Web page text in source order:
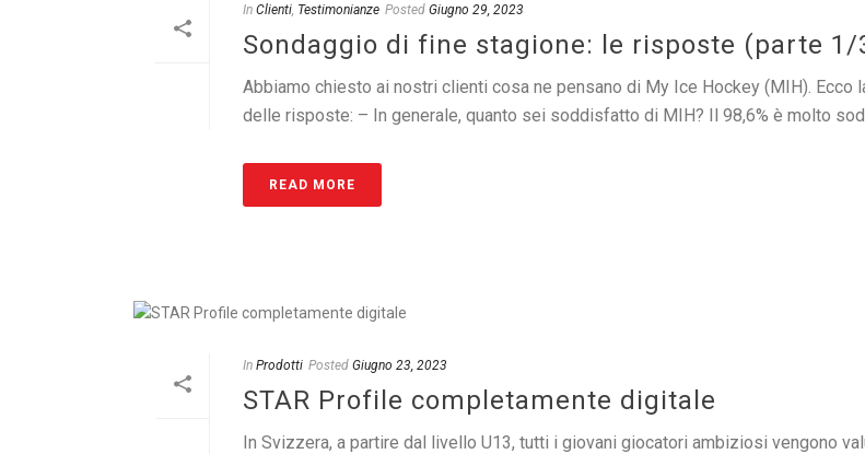
In Clienti Testimonianze Posted Giugno 29, 2023
Sondaggio di fine stagione: le risposte (parte 1/
Abbiamo chiesto ai nostri clienti cosa ne pensano di My Ice Hockey (MIH). Ecco
delle risposte: – In generale, quanto sei soddisfatto di MIH? Il 98,6% è molto
READ MORE
In Prodotti Posted Giugno 23, 2023
STAR Profile completamente digitale
In Svizzera, a partire dal livello U13, tutti i giovani giocatori ambiziosi vengono